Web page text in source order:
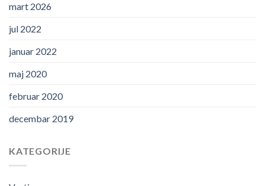
mart 2026
jul 2022
januar 2022
maj 2020
februar 2020
decembar 2019
KATEGORIJE